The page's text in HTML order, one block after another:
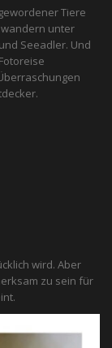
Tiere
unter
See­adler. Und
wird. Aber
zu sein für